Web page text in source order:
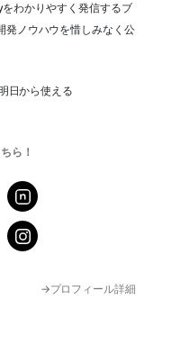
わかりやすく発信するブ
発ノウハウを惜しみなく公
日から使える
ら！
→プロフィール詳細